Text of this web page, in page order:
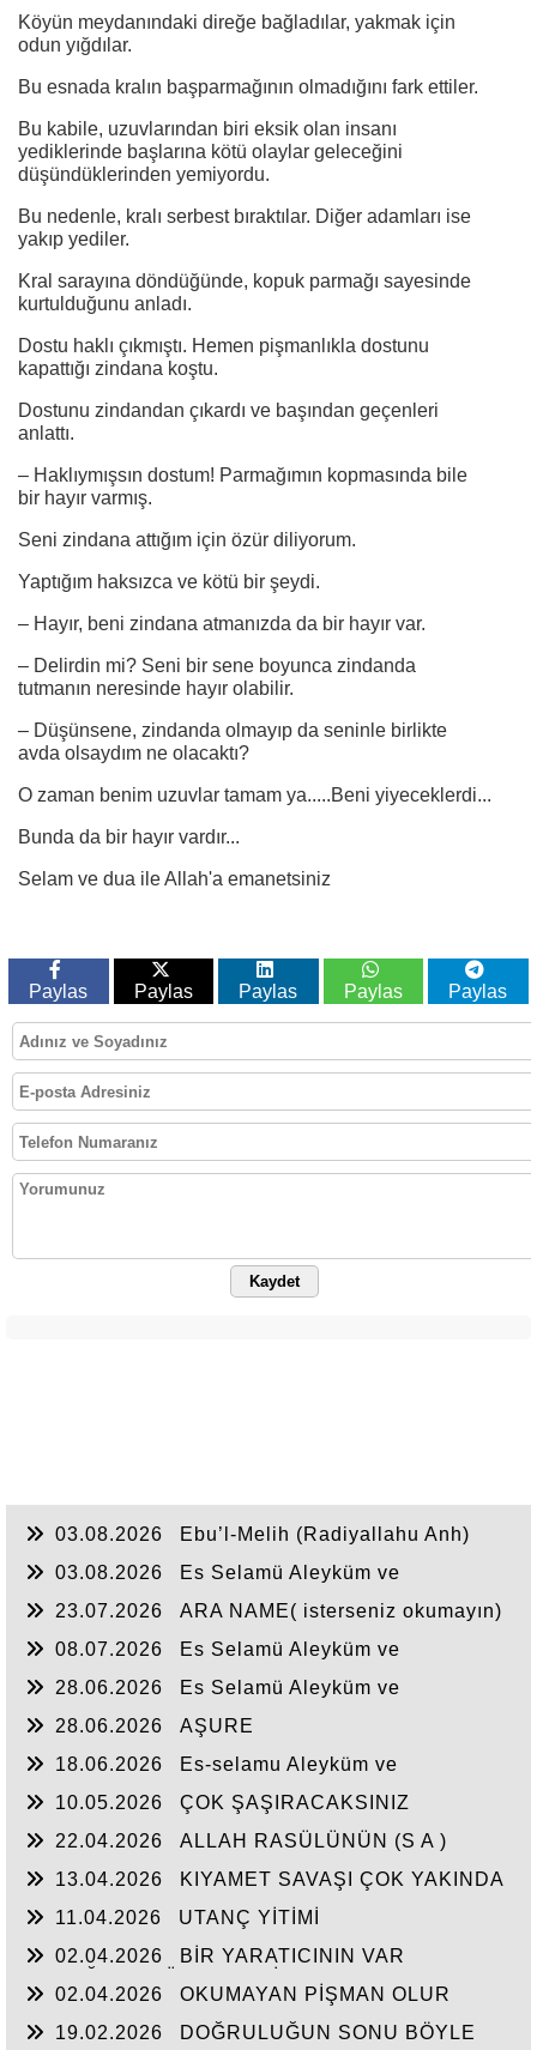
Köyün meydanındaki direğe bağladılar, yakmak için
odun yığdılar.
Bu esnada kralın başparmağının olmadığını fark ettiler.
Bu kabile, uzuvlarından biri eksik olan insanı
yediklerinde başlarına kötü olaylar geleceğini
düşündüklerinden yemiyordu.
Bu nedenle, kralı serbest bıraktılar. Diğer adamları ise
yakıp yediler.
Kral sarayına döndüğünde, kopuk parmağı sayesinde
kurtulduğunu anladı.
Dostu haklı çıkmıştı. Hemen pişmanlıkla dostunu
kapattığı zindana koştu.
Dostunu zindandan çıkardı ve başından geçenleri
anlattı.
– Haklıymışsın dostum! Parmağımın kopmasında bile
bir hayır varmış.
Seni zindana attığım için özür diliyorum.
Yaptığım haksızca ve kötü bir şeydi.
– Hayır, beni zindana atmanızda da bir hayır var.
– Delirdin mi? Seni bir sene boyunca zindanda
tutmanın neresinde hayır olabilir.
– Düşünsene, zindanda olmayıp da seninle birlikte
avda olsaydım ne olacaktı?
O zaman benim uzuvlar tamam ya.....Beni yiyeceklerdi...
Bunda da bir hayır vardır...
Selam ve dua ile Allah'a emanetsiniz
Paylas Paylas Paylas Paylas Paylas
Kaydet
03.08.2026
Ebu’l-Melih (Radiyallahu Anh)
03.08.2026
Es Selamü Aleyküm ve
23.07.2026
ARA NAME( isterseniz okumayın)
08.07.2026
Es Selamü Aleyküm ve
28.06.2026
Es Selamü Aleyküm ve
28.06.2026
AŞURE
18.06.2026
Es-selamu Aleyküm ve
10.05.2026
ÇOK ŞAŞIRACAKSINIZ
22.04.2026
ALLAH RASÜLÜNÜN (S A )
13.04.2026
KIYAMET SAVAŞI ÇOK YAKINDA
11.04.2026
UTANÇ YİTİMİ
02.04.2026
BİR YARATICININ VAR
02.04.2026
OKUMAYAN PİŞMAN OLUR
19.02.2026
DOĞRULUĞUN SONU BÖYLE